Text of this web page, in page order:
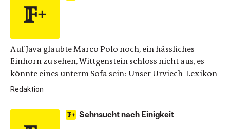
Auf Java glaubte Marco Polo noch, ein hässliches
Einhorn zu sehen, Wittgenstein schloss nicht aus, es
könnte eines unterm Sofa sein: Unser Urviech-Lexikon
Redaktion
Sehnsucht nach Einigkeit